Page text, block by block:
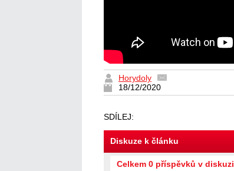
Horydoly
18/12/2020
SDÍLEJ:
Diskuze k článku
Celkem 0 příspěvků v diskuzi